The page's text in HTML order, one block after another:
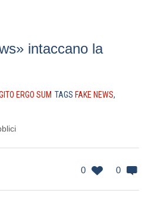
intaccano la
ERGO SUM TAGS FAKE NEWS,
0 0